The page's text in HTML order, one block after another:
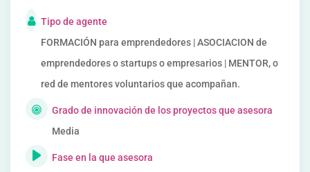
Tipo de agente
FORMACIÓN para emprendedores | ASOCIACION de
emprendedores o startups o empresarios | MENTOR, o
red de mentores voluntarios que acompañan.
Grado de innovación de los proyectos que asesora
Media
Fase en la que asesora